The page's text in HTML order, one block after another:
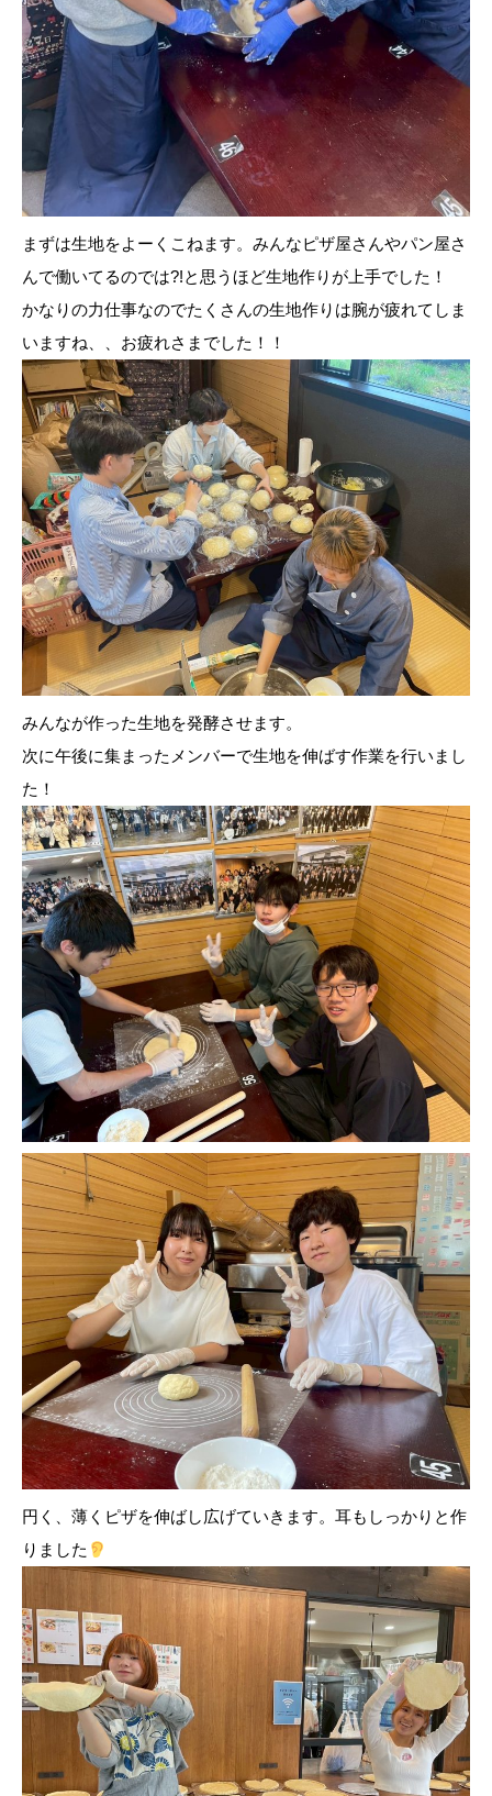
まずは生地をよーくこねます。みんなピザ屋さんやパン屋さ
んで働いてるのでは?!と思うほど生地作りが上手でした！
かなりの力仕事なのでたくさんの生地作りは腕が疲れてしま
いますね、、お疲れさまでした！！
みんなが作った生地を発酵させます。
次に午後に集まったメンバーで生地を伸ばす作業を行いまし
た！
円く、薄くピザを伸ばし広げていきます。耳もしっかりと作
りました